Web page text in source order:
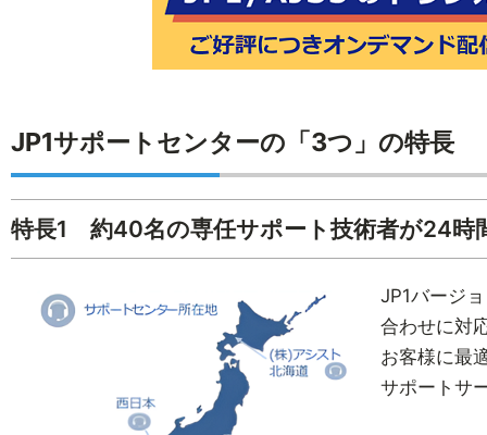
JP1サポートセンターの「3つ」の特長
特長1 約40名の専任サポート技術者が24時
JP1バージ
合わせに対
お客様に最
サポートサ